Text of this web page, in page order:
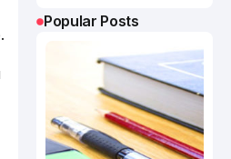
Popular Posts